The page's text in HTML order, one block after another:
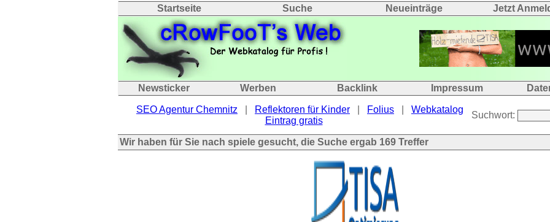
Startseite Suche Neueinträge Jetzt
Newsticker Werben Backlink Impressum
SEO Agentur Chemnitz Reflektoren für Kinder Folius
Webkatalog
Eintrag gratis
Suchwort:
Wir haben für Sie nach spiele gesucht, die Suche ergab 169 Treffer